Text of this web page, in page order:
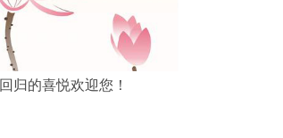
回归的喜悦欢迎您！